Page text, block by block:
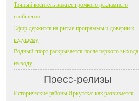
Точный носитель важнее громкого рекламного
сообщения
Эфир держится на ритме программы и доверии к
ведущему
Водный спорт раскрывается после первого выхода
на воду
Пресс-релизы
Исторические районы Иркутска: как развивается